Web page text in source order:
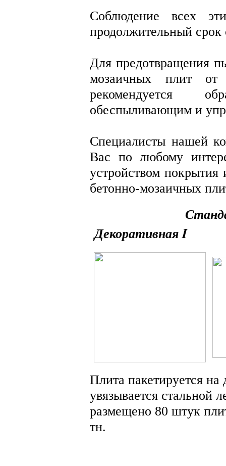
Соблюдение всех
продолжительный
Для предотвращения
мозаичных плит от
рекомендуется
обеспыливающим и
Специалисты нашей
Вас по любому
устройством
бетонно-мозаичных
Плита пакетируется
увязывается стальной
размещено 80 штук
тн.